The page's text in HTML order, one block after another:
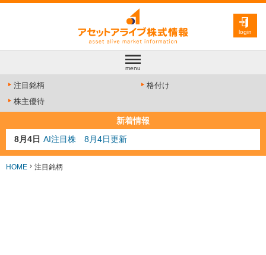
login
menu
注目銘柄
格付け
株主優待
新着情報
8月4日 AI注目株 8月4日更新
8月3日 人気業種注目株 8月3日更新
8月2日 金融注目株 8月2日更新
HOME 注目銘柄